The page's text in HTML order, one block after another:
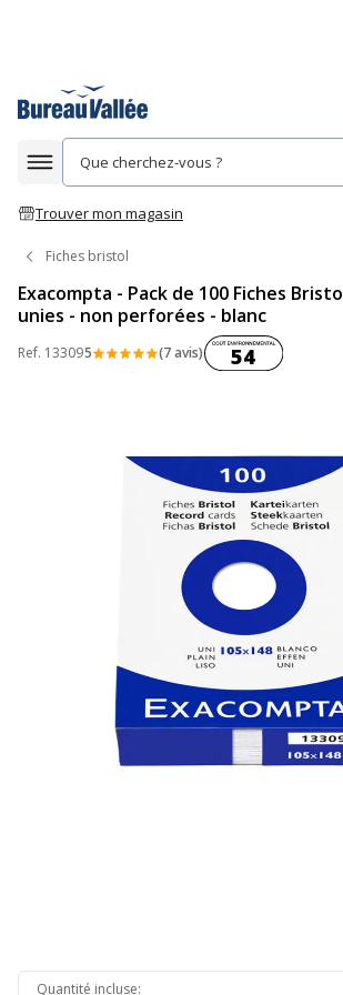
Afficher la navigation
Trouver mon magasin
Fiches bristol
Exacompta - Pack de 100 Fiches
unies - non perforées - blanc
Ref. 133095 (7 avis)Coût54
Quantité incluse: